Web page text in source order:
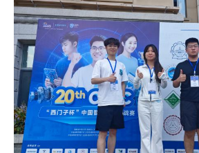
卫国的卓越贡献，介绍当地退役军人优抚工
记老兵奉献、传承红色精神。老兵代表现
实真挚的讲述还原了热血戍边的峥嵘岁月，